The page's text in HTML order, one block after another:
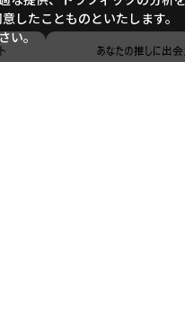
したことものといたします。
い。